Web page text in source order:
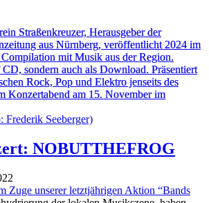
Straßenkreuzer, Herausgeber der
aus Nürnberg, veröffentlicht 2024 im
mit Musik aus der Region.
sondern auch als Download. Präsentiert
Rock, Pop und Elektro jenseits des
Konzertabend am 15. November im
NOBUTTHEFROG
unserer letztjährigen Aktion “Bands